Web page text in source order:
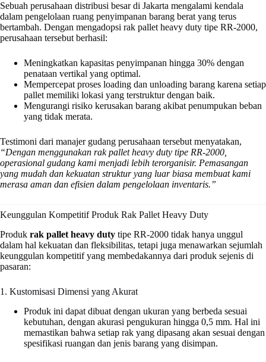
Sebuah perusahaan distribusi besar di Jakarta mengalami kendala
dalam pengelolaan ruang penyimpanan barang berat yang terus
bertambah. Dengan mengadopsi rak pallet heavy duty tipe RR-2000,
perusahaan tersebut berhasil:
Meningkatkan kapasitas penyimpanan hingga 30% dengan
penataan vertikal yang optimal.
Mempercepat proses loading dan unloading barang karena setiap
pallet memiliki lokasi yang terstruktur dengan baik.
Mengurangi risiko kerusakan barang akibat penumpukan beban
yang tidak merata.
Testimoni dari manajer gudang perusahaan tersebut menyatakan,
“Dengan menggunakan rak pallet heavy duty tipe RR-2000,
operasional gudang kami menjadi lebih terorganisir. Pemasangan
yang mudah dan kekuatan struktur yang luar biasa membuat kami
merasa aman dan efisien dalam pengelolaan inventaris.”
Keunggulan Kompetitif Produk Rak Pallet Heavy Duty
Produk rak pallet heavy duty tipe RR-2000 tidak hanya unggul
dalam hal kekuatan dan fleksibilitas, tetapi juga menawarkan sejumlah
keunggulan kompetitif yang membedakannya dari produk sejenis di
pasaran:
1. Kustomisasi Dimensi yang Akurat
Produk ini dapat dibuat dengan ukuran yang berbeda sesuai
kebutuhan, dengan akurasi pengukuran hingga 0,5 mm. Hal ini
memastikan bahwa setiap rak yang dipasang akan sesuai dengan
spesifikasi ruangan dan jenis barang yang disimpan.